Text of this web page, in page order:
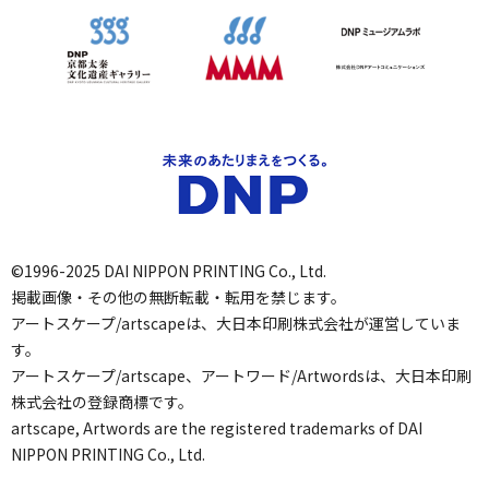
©1996-2025 DAI NIPPON PRINTING Co., Ltd.
掲載画像・その他の無断転載・転用を禁じます。
アートスケープ/artscapeは、大日本印刷株式会社が運営していま
す。
アートスケープ/artscape、アートワード/Artwordsは、大日本印刷
株式会社の登録商標です。
artscape, Artwords are the registered trademarks of DAI
NIPPON PRINTING Co., Ltd.